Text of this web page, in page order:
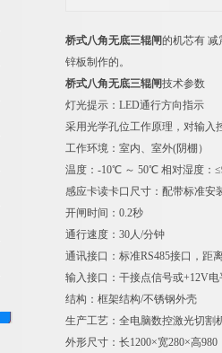
桥式八角无底三辊闸的机芯有 减
锌板制作的。
桥式八角无底三辊闸技术参数
灯光提示：LED通行方向指示
采用光学孔位工作原理，对输入
工作环境：室内、室外(阴棚）
温度：-10℃ ～ 50℃ 相对湿度：
感应卡读卡口尺寸：配带标准安
开闸时间：0.2秒
通行速度：30人/分钟
通讯接口：标准RS485接口，距
输入接口：干接点信号或+12V
结构：框架结构/不锈钢外壳
生产工艺：全电脑数控激光切割
外形尺寸：长1200×宽280×高